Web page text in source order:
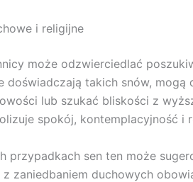
i religijne
może odzwierciedlać
doświadczają takich snów, mogą
lub szukać bliskości z
spokój, kontemplacyjność i
przypadkach sen ten może
zaniedbaniem duchowych